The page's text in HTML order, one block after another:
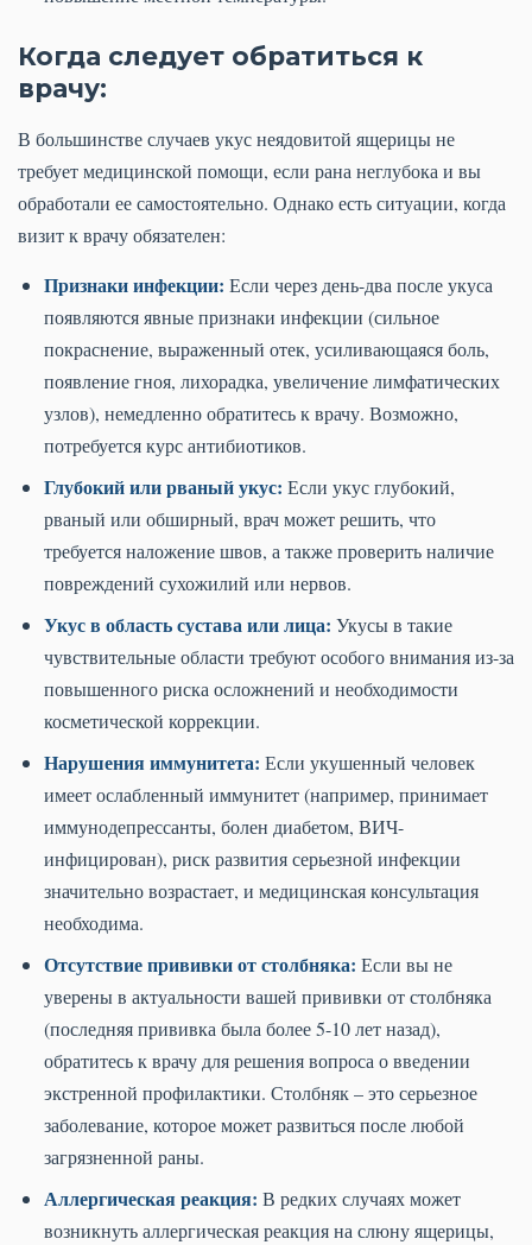
Когда следует обратиться к
врачу:
В большинстве случаев укус неядовитой ящерицы не
требует медицинской помощи, если рана неглубока и вы
обработали ее самостоятельно. Однако есть ситуации, когда
визит к врачу обязателен:
Признаки инфекции: Если через день-два после укуса
появляются явные признаки инфекции (сильное
покраснение, выраженный отек, усиливающаяся боль,
появление гноя, лихорадка, увеличение лимфатических
узлов), немедленно обратитесь к врачу. Возможно,
потребуется курс антибиотиков.
Глубокий или рваный укус: Если укус глубокий,
рваный или обширный, врач может решить, что
требуется наложение швов, а также проверить наличие
повреждений сухожилий или нервов.
Укус в область сустава или лица: Укусы в такие
чувствительные области требуют особого внимания из-за
повышенного риска осложнений и необходимости
косметической коррекции.
Нарушения иммунитета: Если укушенный человек
имеет ослабленный иммунитет (например, принимает
иммунодепрессанты, болен диабетом, ВИЧ-
инфицирован), риск развития серьезной инфекции
значительно возрастает, и медицинская консультация
необходима.
Отсутствие прививки от столбняка: Если вы не
уверены в актуальности вашей прививки от столбняка
(последняя прививка была более 5-10 лет назад),
обратитесь к врачу для решения вопроса о введении
экстренной профилактики. Столбняк – это серьезное
заболевание, которое может развиться после любой
загрязненной раны.
Аллергическая реакция: В редких случаях может
возникнуть аллергическая реакция на слюну ящерицы,